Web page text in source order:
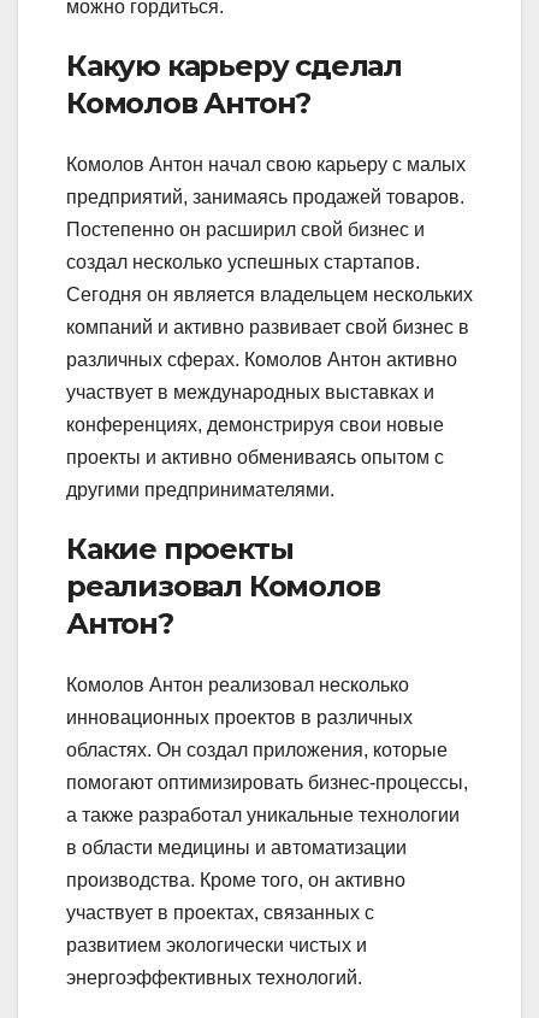
можно гордиться.
Какую карьеру сделал
Комолов Антон?
Комолов Антон начал свою карьеру с малых
предприятий, занимаясь продажей товаров.
Постепенно он расширил свой бизнес и
создал несколько успешных стартапов.
Сегодня он является владельцем нескольких
компаний и активно развивает свой бизнес в
различных сферах. Комолов Антон активно
участвует в международных выставках и
конференциях, демонстрируя свои новые
проекты и активно обмениваясь опытом с
другими предпринимателями.
Какие проекты
реализовал Комолов
Антон?
Комолов Антон реализовал несколько
инновационных проектов в различных
областях. Он создал приложения, которые
помогают оптимизировать бизнес-процессы,
а также разработал уникальные технологии
в области медицины и автоматизации
производства. Кроме того, он активно
участвует в проектах, связанных с
развитием экологически чистых и
энергоэффективных технологий.